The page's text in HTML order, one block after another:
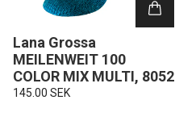
Lana Grossa
MEILENWEIT 100
COLOR MIX MULTI, 8052
145.00 SEK